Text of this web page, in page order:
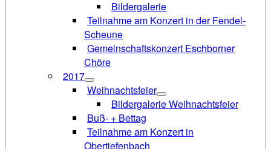
Bildergalerie
Teilnahme am Konzert in der Fendel-
Scheune
Gemeinschaftskonzert Eschborner
Chöre
2017
Weihnachtsfeier
Bildergalerie Weihnachtsfeier
Buß- + Bettag
Teilnahme am Konzert in
Obertiefenbach